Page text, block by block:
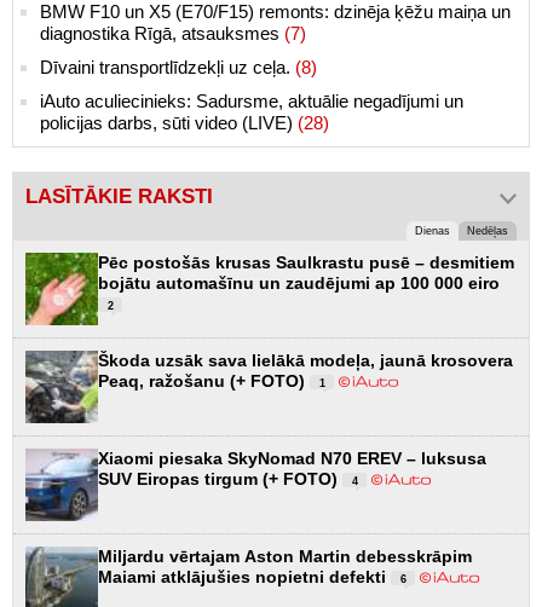
BMW F10 un X5 (E70/F15) remonts: dzinēja ķēžu maiņa un
diagnostika Rīgā, atsauksmes (7)
Dīvaini transportlīdzekļi uz ceļa. (8)
iAuto aculiecinieks: Sadursme, aktuālie negadījumi un
policijas darbs, sūti video (LIVE) (28)
LASĪTĀKIE RAKSTI
Dienas Nedēļas
Pēc postošās krusas Saulkrastu pusē – desmitiem
bojātu automašīnu un zaudējumi ap 100 000 eiro
2
Škoda uzsāk sava lielākā modeļa, jaunā krosovera
Peaq, ražošanu (+ FOTO)
1
Xiaomi piesaka SkyNomad N70 EREV – luksusa
SUV Eiropas tirgum (+ FOTO)
4
Miljardu vērtajam Aston Martin debesskrāpim
Maiami atklājušies nopietni defekti
6